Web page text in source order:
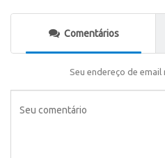
Comentários
Seu endereço de